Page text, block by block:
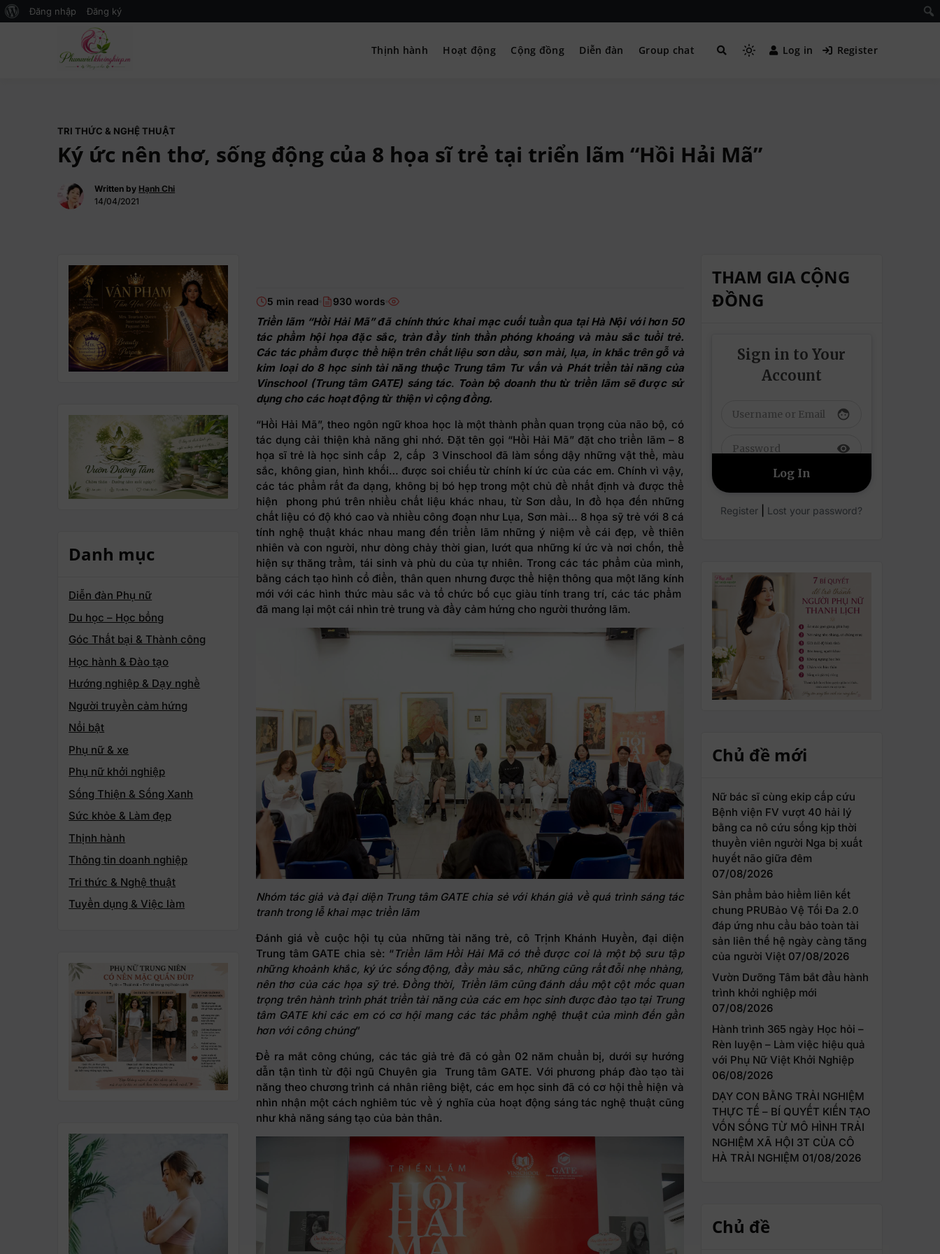
Mạng xã hội Kinh tế – Giáo dục – Hướng nghiệpThịnh hành Hoạt động Cộng đồng Diễn đàn Group chat Log in Register
TRI THỨC & NGHỆ THUẬT
Ký ức nên thơ, sống động của 8 họa sĩ trẻ tại triển lãm “Hồi Hải Mã”
Written by Hạnh Chi
14/04/2021
Danh mục
Diễn đàn Phụ nữ
Du học – Học bổng
Góc Thất bại & Thành công
Học hành & Đào tạo
Hướng nghiệp & Dạy nghề
Người truyền cảm hứng
Nổi bật
Phụ nữ & xe
Phụ nữ khởi nghiệp
Sống Thiện & Sống Xanh
Sức khỏe & Làm đẹp
Thịnh hành
Thông tin doanh nghiệp
Tri thức & Nghệ thuật
Tuyển dụng & Việc làm
5 min read 930 words
Triển lãm “Hồi Hải Mã” đã chính thức khai mạc cuối tuần qua tại Hà Nội vớihơn 50
tác phẩm hội họa đặc sắc, tràn đầy tinh thần phóng khoángvà màu sắc tuổi trẻ.
Các tác phẩm được thể hiện trên chất liệu sơn dầu, sơn mài, lụa, in khắc trên gỗ và
kim loại do 8 họcsinh tài năng thuộc Trung tâm Tư vấn và Phát triển tài năng của
Vinschool (Trung tâm GATE) sáng tác. Toàn bộ doanh thu từ triển lãm sẽ được sử
dụng cho các hoạt động từ thiện vì cộng đồng.
“Hồi Hải Mã”, theo ngôn ngữ khoa học là một thành phần quan trọng của não bộ, có
tác dụng cải thiện khả năng ghi nhớ. Đặt tên gọi “Hồi Hải Mã” đặt cho triển lãm – 8
họa sĩ trẻ là học sinh cấp 2, cấp 3 Vinschool đã làm sống dậy những vật thể, màu
sắc, không gian, hình khối… được soi chiếu từ chính kí ức của các em. Chính vì vậy,
các tác phẩm rất đa dạng, không bị bó hẹp trong một chủ đề nhất định và được thể
hiện phong phú trên nhiều chất liệu khác nhau, từ Sơn dầu, In đồ họa đến những
chất liệu có độ khó cao và nhiều công đoạn như Lụa, Sơn mài… 8 họa sỹ trẻ với 8 cá
tính nghệ thuật khác nhau mang đến triển lãm những ý niệm về cái đẹp, về thiên
nhiên và con người, như dòng chảy thời gian, lướt qua những kí ức và nơi chốn, thể
hiện sự thăng trầm, tái sinh và phù du của tự nhiên. Trong các tác phẩm của mình,
bằng cách tạo hình cổ điển, thân quen nhưng được thể hiện thông qua một lăng kính
mới với các hình thức màu sắc và tổ chức bố cục giàu tính trang trí, các tác phẩm
đã mang lại một cái nhìn trẻ trung và đầy cảm hứng cho người thưởng lãm.
Nhóm tác giả và đại diện Trung tâm GATE chia sẻ với khán giả về quá trình sáng tác
tranh trong lễ khai mạc triển lãm
Đánh giá về cuộc hội tụ của những tài năng trẻ, cô Trịnh Khánh Huyền, đại diện
Trung tâm GATE chia sẻ: “Triển lãm Hồi Hải Mã có thể được coi là một bộ sưu tập
những khoảnh khắc, kýức sống động, đầy màu sắc, những cũng rất đỗi nhẹ nhàng,
nên thơ của các họa sỹ trẻ. Đồng thời, Triển lãm cũng đánh dấu một cột mốc quan
trọng trên hành trình phát triển tài năng của các em học sinhđược đào tạo tại Trung
tâm GATEkhi các emcó cơ hộimang các tác phẩm nghệ thuật của mình đến gần
hơn với công chúng”
Để ra mắt công chúng, các tác giả trẻ đã có gần 02 năm chuẩn bị, dưới sự hướng
dẫn tận tình từ đội ngũ Chuyên gia Trung tâm GATE. Với phương pháp đào tạo tài
năng theo chương trình cá nhân riêng biệt, các em học sinh đã có cơ hội thể hiện và
nhìn nhận một cách nghiêm túc về ý nghĩa của hoạt động sáng tác nghệ thuật cũng
như khả năng sáng tạo của bản thân.
THAM GIA CỘNG
ĐỒNG
Sign in to Your
Account
face
visibility
Register Lost your password?
Chủ đề mới
Nữ bác sĩ cùng ekip cấp cứu
Bệnh viện FV vượt 40 hải lý
bằng ca nô cứu sống kịp thời
thuyền viên người Nga bị xuất
huyết não giữa đêm
07/08/2026
Sản phẩm bảo hiểm liên kết
chung PRUBảo Vệ Tối Đa 2.0
đáp ứng nhu cầu bảo toàn tài
sản liên thế hệ ngày càng tăng
của người Việt 07/08/2026
Vườn Dưỡng Tâm bắt đầu hành
trình khởi nghiệp mới
07/08/2026
Hành trình 365 ngày Học hỏi –
Rèn luyện – Làm việc hiệu quả
với Phụ Nữ Việt Khởi Nghiệp
06/08/2026
DẠY CON BẰNG TRẢI NGHIỆM
THỰC TẾ – BÍ QUYẾT KIẾN TẠO
VỐN SỐNG TỪ MÔ HÌNH TRẢI
NGHIỆM XÃ HỘI 3T CỦA CÔ
HÀ TRẢI NGHIỆM 01/08/2026
Chủ đề
Đăng nhập Đăng ký